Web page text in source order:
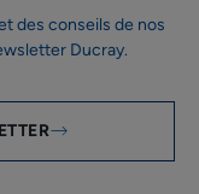
des conseils de nos
Ducray.